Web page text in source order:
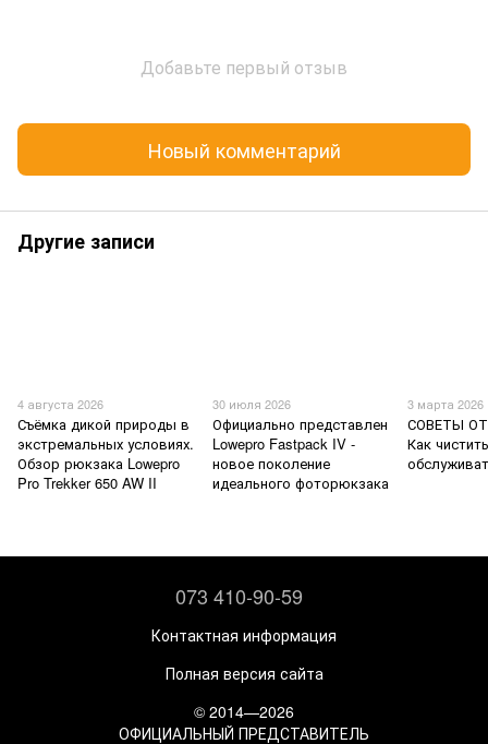
Добавьте первый отзыв
Новый комментарий
Другие записи
4 августа 2026
Съёмка дикой природы в
экстремальных условиях.
Обзор рюкзака Lowepro
Pro Trekker 650 AW II
30 июля 2026
Официально представлен
Lowepro Fastpack IV -
новое поколение
идеального фоторюкзака
3 марта 2026
СОВЕТЫ ОТ
Как
073 410-90-59
Контактная информация
Полная версия сайта
© 2014—2026
ОФИЦИАЛЬНЫЙ ПРЕДСТАВИТЕЛЬ